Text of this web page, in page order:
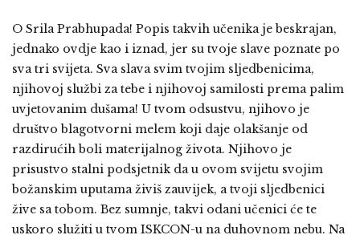
O Srila Prabhupada! Popis takvih učenika je beskrajan,
jednako ovdje kao i iznad, jer su tvoje slave poznate po
sva tri svijeta. Sva slava svim tvojim sljedbenicima,
njihovoj službi za tebe i njihovoj samilosti prema palim
uvjetovanim dušama! U tvom odsustvu, njihovo je
društvo blagotvorni melem koji daje olakšanje od
razdirućih boli materijalnog života. Njihovo je
prisustvo stalni podsjetnik da u ovom svijetu svojim
božanskim uputama živiš zauvijek, a tvoji sljedbenici
žive sa tobom. Bez sumnje, takvi odani učenici će te
uskoro služiti u tvom ISKCON-u na duhovnom nebu. Na